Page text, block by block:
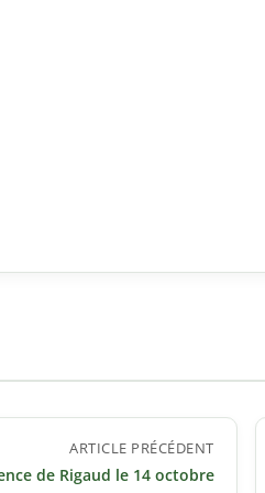
ARTICLE PRÉCÉDENT
de Rigaud le 14 octobre